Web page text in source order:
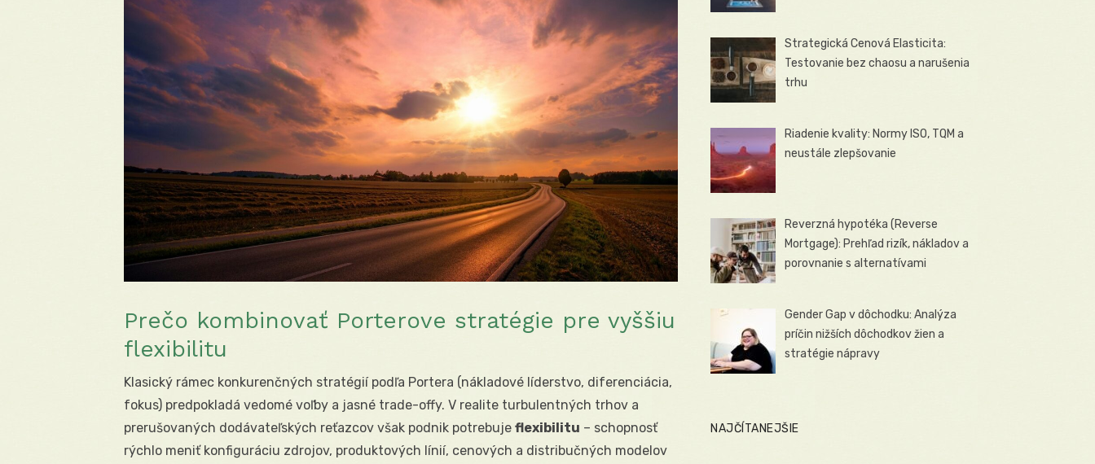
Prečo kombinovať Porterove stratégie pre vyššiu
flexibilitu
Klasický rámec konkurenčných stratégií podľa Portera (nákladové líderstvo, diferenciácia,
fokus) predpokladá vedomé voľby a jasné trade-offy. V realite turbulentných trhov a
prerušovaných dodávateľských reťazcov však podnik potrebuje flexibilitu – schopnosť
rýchlo meniť konfiguráciu zdrojov, produktových línií, cenových a distribučných modelov
Strategická Cenová Elasticita:
Testovanie bez chaosu a narušenia
trhu
Riadenie kvality: Normy ISO, TQM a
neustále zlepšovanie
Reverzná hypotéka (Reverse
Mortgage): Prehľad rizík, nákladov a
porovnanie s alternatívami
Gender Gap v dôchodku: Analýza
príčin nižších dôchodkov žien a
stratégie nápravy
NAJČÍTANEJŠIE